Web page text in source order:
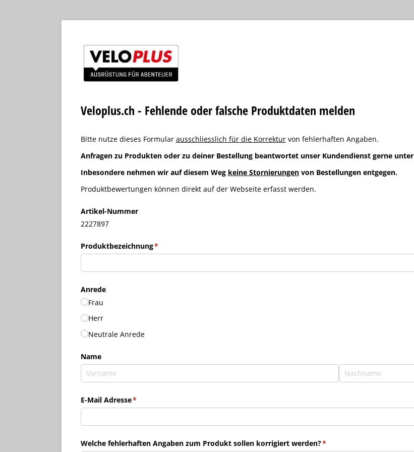
Veloplus.ch - Fehlende oder falsche Produktdaten melden
Bitte nutze dieses Formular ausschliesslich für die Korrekturvon fehlerhaften Angaben.
Anfragen zu Produkten oder zu deiner Bestellung beantwortet unser Kundendienst gerne unter
Inbesondere nehmen wir auf diesem Weg keine Stornierungenvon Bestellungen entgegen.
Produktbewertungen können direkt auf der Webseite erfasst werden.
Artikel-Nummer
2227897
Produktbezeichnung*
(erforderlich)
Anrede
Frau
Herr
Neutrale Anrede
Name
E-Mail Adresse*
(erforderlich)
Welche fehlerhaften Angaben zum Produkt sollen korrigiert werden?*
(erforderlich)